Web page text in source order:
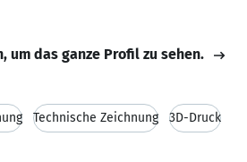
um das ganze Profil zu sehen.
Technische Zeichnung 3D-Druck